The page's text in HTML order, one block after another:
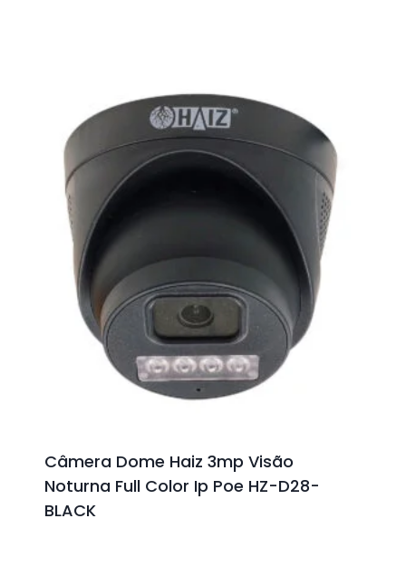
Câmera Dome Haiz 3mp Visão
Noturna Full Color Ip Poe HZ-D28-
BLACK